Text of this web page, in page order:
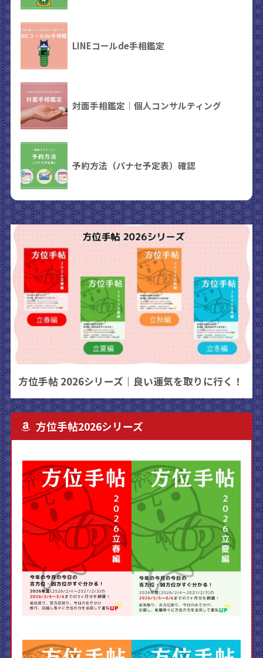
LINEコールde手相鑑定
対面手相鑑定｜個人コンサルティング
予約方法（パナセ予定表）確認
方位手帖 2026シリーズ｜良い運気を取りに行く！
方位手帖2026シリーズ